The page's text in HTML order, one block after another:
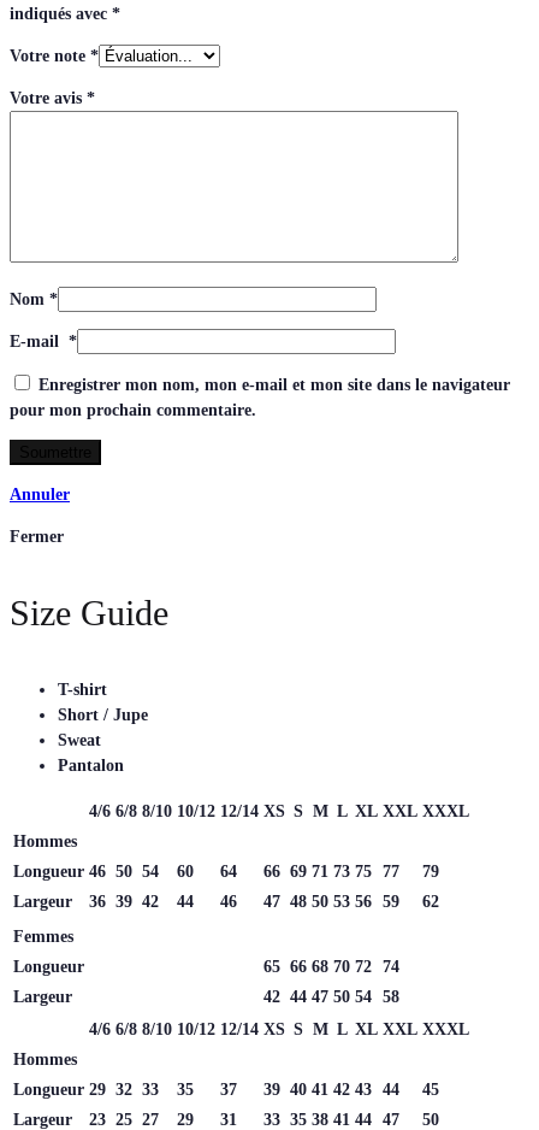
indiqués avec *
Votre note *
Votre avis *
Nom *
E-mail *
Enregistrer mon nom, mon e-mail et mon site dans le navigateur
pour mon prochain commentaire.
Annuler
Fermer
Size Guide
T-shirt
Short / Jupe
Sweat
Pantalon
4/6 6/8 8/10 10/12 12/14 XS S M L XL XXL XXXL
Hommes
Longueur 46 50 54 60 64 66 69 71 73 75 77
79
Largeur
36 39 42 44 46 47 48 50 53 56 59
62
Femmes
Longueur
65 66 68 70 72 74
Largeur
42 44 47 50 54 58
4/6 6/8 8/10 10/12 12/14 XS S M L XL XXL XXXL
Hommes
Longueur 29 32 33 35 37 39 40 41 42 43 44
45
Largeur
23 25 27 29 31 33 35 38 41 44 47
50